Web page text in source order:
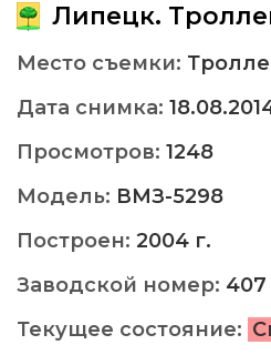
Липецк.
Место съемки:
Дата снимка:
Просмотров: 1248
Модель: ВМЗ-5298
Построен: 2004 г.
Заводской номер: 407
Текущее состояние: